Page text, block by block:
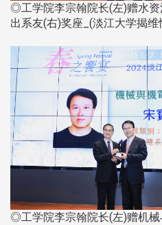
◎工学院李宗翰院长(左)赠水
出系友(右)奖座_(淡江大学揭维
◎工学院李宗翰院长(左)赠机